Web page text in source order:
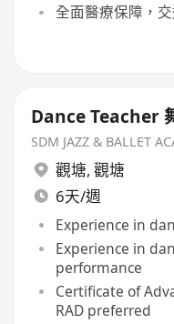
全面醫療保障，
Dance Teacher
SDM JAZZ & BALLET
觀塘, 觀塘
6天/週
Experience in
Experience in
performance
Certificate of
RAD preferred